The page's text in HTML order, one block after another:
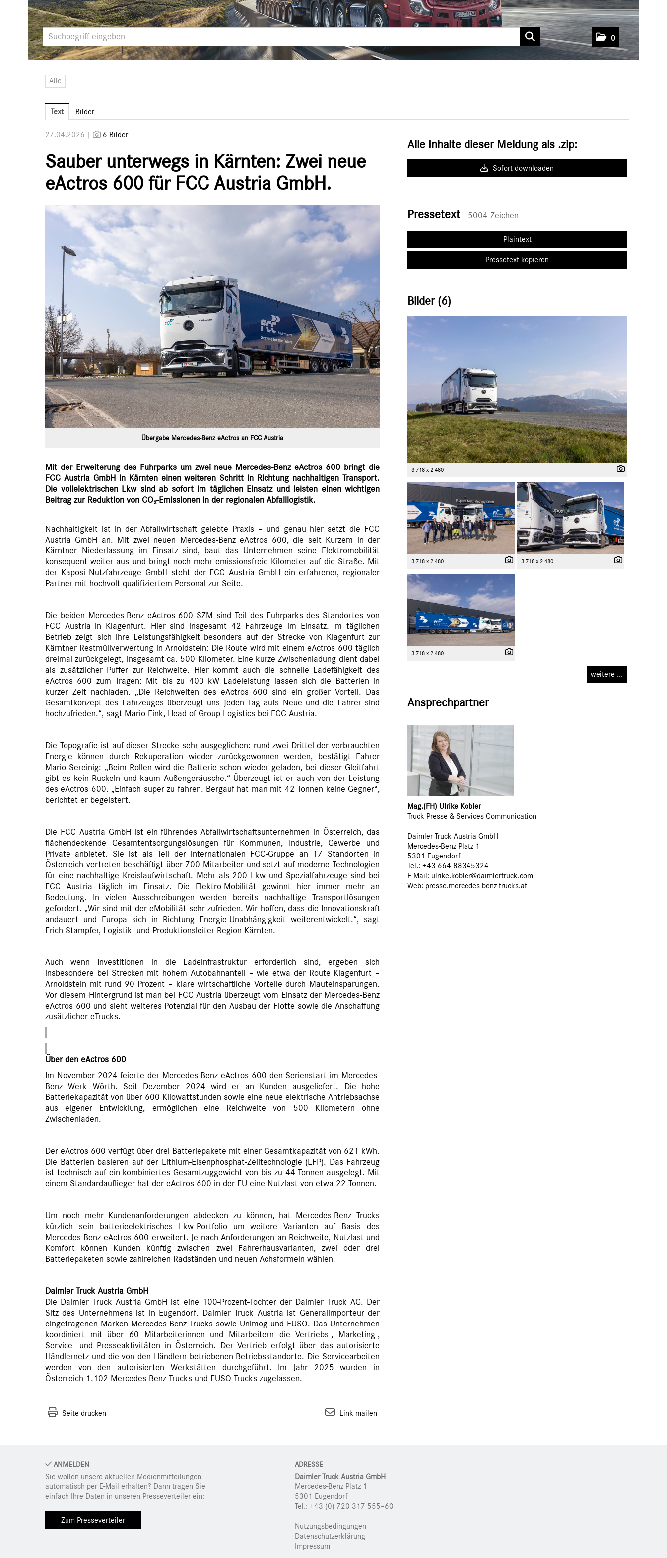
0
Alle
Text Bilder
27.04.2026 | 6 Bilder
Sauber unterwegs in Kärnten: Zwei neue
eActros 600 für FCC Austria GmbH.
Übergabe Mercedes-Benz eActros an FCC Austria
Mit der Erweiterung des Fuhrparks um zwei neue Mercedes-Benz eActros 600 bringt die
FCC Austria GmbH in Kärnten einen weiteren Schritt in Richtung nachhaltigen Transport.
Die vollelektrischen Lkw sind ab sofort im täglichen Einsatz und leisten einen wichtigen
Beitrag zur Reduktion von CO₂-Emissionen in der regionalen Abfalllogistik.
Nachhaltigkeit ist in der Abfallwirtschaft gelebte Praxis – und genau hier setzt die FCC
Austria GmbH an. Mit zwei neuen Mercedes-Benz eActros 600, die seit Kurzem in der
Kärntner Niederlassung im Einsatz sind, baut das Unternehmen seine Elektromobilität
konsequent weiter aus und bringt noch mehr emissionsfreie Kilometer auf die Straße. Mit
der Kaposi Nutzfahrzeuge GmbH steht der FCC Austria GmbH ein erfahrener, regionaler
Partner mit hochvolt-qualifiziertem Personal zur Seite.
Die beiden Mercedes-Benz eActros 600 SZM sind Teil des Fuhrparks des Standortes von
FCC Austria in Klagenfurt. Hier sind insgesamt 42 Fahrzeuge im Einsatz. Im täglichen
Betrieb zeigt sich ihre Leistungsfähigkeit besonders auf der Strecke von Klagenfurt zur
Kärntner Restmüllverwertung in Arnoldstein: Die Route wird mit einem eActros 600 täglich
dreimal zurückgelegt, insgesamt ca. 500 Kilometer. Eine kurze Zwischenladung dient dabei
als zusätzlicher Puffer zur Reichweite. Hier kommt auch die schnelle Ladefähigkeit des
eActros 600 zum Tragen: Mit bis zu 400 kW Ladeleistung lassen sich die Batterien in
kurzer Zeit nachladen. „Die Reichweiten des eActros 600 sind ein großer Vorteil. Das
Gesamtkonzept des Fahrzeuges überzeugt uns jeden Tag aufs Neue und die Fahrer sind
hochzufrieden.“, sagt Mario Fink, Head of Group Logistics bei FCC Austria.
Die Topografie ist auf dieser Strecke sehr ausgeglichen: rund zwei Drittel der verbrauchten
Energie können durch Rekuperation wieder zurückgewonnen werden, bestätigt Fahrer
Mario Sereinig: „Beim Rollen wird die Batterie schon wieder geladen, bei dieser Gleitfahrt
gibt es kein Ruckeln und kaum Außengeräusche.“ Überzeugt ist er auch von der Leistung
des eActros 600. „Einfach super zu fahren. Bergauf hat man mit 42 Tonnen keine Gegner“,
berichtet er begeistert.
Die FCC Austria GmbH ist ein führendes Abfallwirtschaftsunternehmen in Österreich, das
flächendeckende Gesamtentsorgungslösungen für Kommunen, Industrie, Gewerbe und
Private anbietet. Sie ist als Teil der internationalen FCC-Gruppe an 17 Standorten in
Österreich vertreten beschäftigt über 700 Mitarbeiter und setzt auf moderne Technologien
für eine nachhaltige Kreislaufwirtschaft. Mehr als 200 Lkw und Spezialfahrzeuge sind bei
FCC Austria täglich im Einsatz. Die Elektro-Mobilität gewinnt hier immer mehr an
Bedeutung. In vielen Ausschreibungen werden bereits nachhaltige Transportlösungen
gefordert. „Wir sind mit der eMobilität sehr zufrieden. Wir hoffen, dass die Innovationskraft
andauert und Europa sich in Richtung Energie-Unabhängigkeit weiterentwickelt.“, sagt
Erich Stampfer, Logistik- und Produktionsleiter Region Kärnten.
Auch wenn Investitionen in die Ladeinfrastruktur erforderlich sind, ergeben sich
insbesondere bei Strecken mit hohem Autobahnanteil – wie etwa der Route Klagenfurt –
Arnoldstein mit rund 90 Prozent – klare wirtschaftliche Vorteile durch Mauteinsparungen.
Vor diesem Hintergrund ist man bei FCC Austria überzeugt vom Einsatz der Mercedes-Benz
eActros 600 und sieht weiteres Potenzial für den Ausbau der Flotte sowie die Anschaffung
zusätzlicher eTrucks.
Über den eActros 600
Im November 2024 feierte der Mercedes-Benz eActros 600 den Serienstart im Mercedes-
Benz Werk Wörth. Seit Dezember 2024 wird er an Kunden ausgeliefert. Die hohe
Batteriekapazität von über 600 Kilowattstunden sowie eine neue elektrische Antriebsachse
aus eigener Entwicklung, ermöglichen eine Reichweite von 500 Kilometern ohne
Zwischenladen.
Der eActros 600 verfügt über drei Batteriepakete mit einer Gesamtkapazität von 621 kWh.
Die Batterien basieren auf der Lithium-Eisenphosphat-Zelltechnologie (LFP). Das Fahrzeug
ist technisch auf ein kombiniertes Gesamtzuggewicht von bis zu 44 Tonnen ausgelegt. Mit
einem Standardauflieger hat der eActros 600 in der EU eine Nutzlast von etwa 22 Tonnen.
Um noch mehr Kundenanforderungen abdecken zu können, hat Mercedes-Benz Trucks
kürzlich sein batterieelektrisches Lkw-Portfolio um weitere Varianten auf Basis des
Mercedes-Benz eActros 600 erweitert. Je nach Anforderungen an Reichweite, Nutzlast und
Komfort können Kunden künftig zwischen zwei Fahrerhausvarianten, zwei oder drei
Batteriepaketen sowie zahlreichen Radständen und neuen Achsformeln wählen.
Daimler Truck Austria GmbH
Die Daimler Truck Austria GmbH ist eine 100-Prozent-Tochter der Daimler Truck AG. Der
Sitz des Unternehmens ist in Eugendorf. Daimler Truck Austria ist Generalimporteur der
eingetragenen Marken Mercedes-Benz Trucks sowie Unimog und FUSO. Das Unternehmen
koordiniert mit über 60 Mitarbeiterinnen und Mitarbeitern die Vertriebs-, Marketing-,
Service- und Presseaktivitäten in Österreich. Der Vertrieb erfolgt über das autorisierte
Händlernetz und die von den Händlern betriebenen Betriebsstandorte. Die Servicearbeiten
werden von den autorisierten Werkstätten durchgeführt. Im Jahr 2025 wurden in
Österreich 1.102 Mercedes-Benz Trucks und FUSO Trucks zugelassen.
Seite drucken Link mailen
Alle Inhalte dieser Meldung als .zip:
Sofort downloaden
Pressetext 5004 Zeichen
Plaintext
Pressetext kopieren
Bilder (6)
3 718 x 2 480
3 718 x 2 480 3 718 x 2 480
3 718 x 2 480
weitere ...
Ansprechpartner
Mag.(FH) Ulrike Kobler
Truck Presse & Services Communication
Daimler Truck Austria GmbH
Mercedes-Benz Platz 1
5301 Eugendorf
Tel.: +43 664 88345324
E-Mail: ulrike.kobler@daimlertruck.com
Web: presse.mercedes-benz-trucks.at
ANMELDEN
Sie wollen unsere aktuellen Medienmitteilungen
automatisch per E-Mail erhalten? Dann tragen Sie
einfach Ihre Daten in unseren Presseverteiler ein:
Zum Presseverteiler
ADRESSE
Daimler Truck Austria GmbH
Mercedes-Benz Platz 1
5301 Eugendorf
Tel.: +43 (0) 720 317 555–60
Nutzungsbedingungen
Datenschutzerklärung
Impressum